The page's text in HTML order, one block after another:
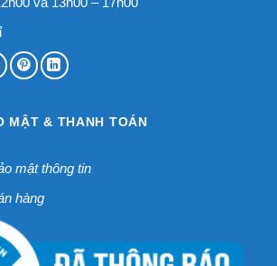
MẬT & THANH TOÁN
mật thông tin
hàng